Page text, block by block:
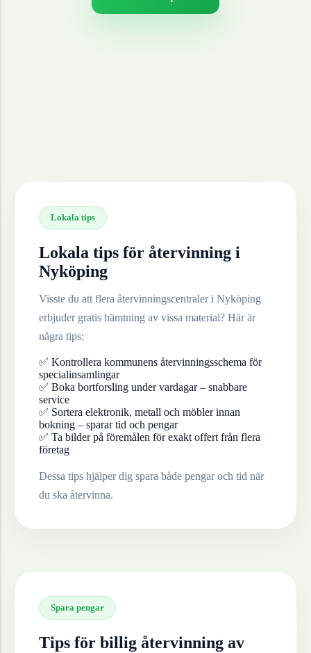
Lokala tips
Lokala tips för återvinning i
Nyköping
Visste du att flera återvinningscentraler i Nyköping
erbjuder gratis hämtning av vissa material? Här är
några tips:
✅ Kontrollera kommunens återvinningsschema för
specialinsamlingar
✅ Boka bortforsling under vardagar – snabbare
service
✅ Sortera elektronik, metall och möbler innan
bokning – sparar tid och pengar
✅ Ta bilder på föremålen för exakt offert från flera
företag
Dessa tips hjälper dig spara både pengar och tid när
du ska återvinna.
Spara pengar
Tips för billig återvinning av